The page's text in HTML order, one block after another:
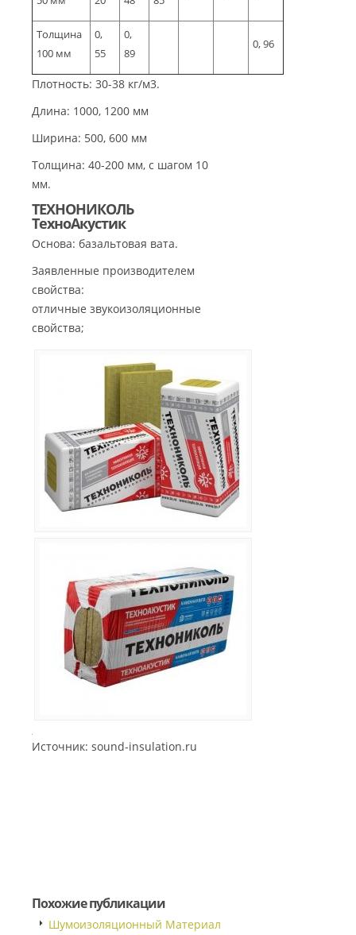
Толщина
100 мм
0,
55
0,
89
0, 96
Плотность: 30-38 кг/м3.
Длина: 1000, 1200 мм
Ширина: 500, 600 мм
Толщина: 40-200 мм, с шагом 10
мм.
ТЕХНОНИКОЛЬ
ТехноАкустик
Основа: базальтовая вата.
Заявленные производителем
свойства:
отличные звукоизоляционные
свойства;
Источник: sound-insulation.ru
Похожие публикации
Шумоизоляционный Материал